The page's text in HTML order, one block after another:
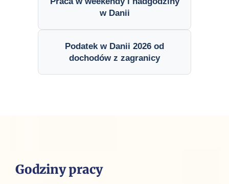
w Danii
Podatek w Danii 2026 od
dochodów z zagranicy
Godziny pracy